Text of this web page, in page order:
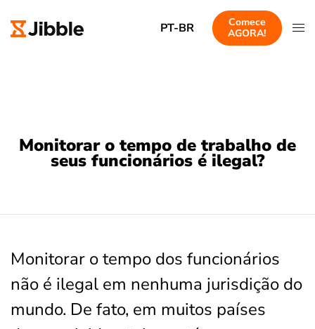
PT-BR
Comece
AGORA!
Monitorar o tempo de trabalho de
seus funcionários é ilegal?
Monitorar o tempo dos funcionários
não é ilegal em nenhuma jurisdição do
mundo. De fato, em muitos países